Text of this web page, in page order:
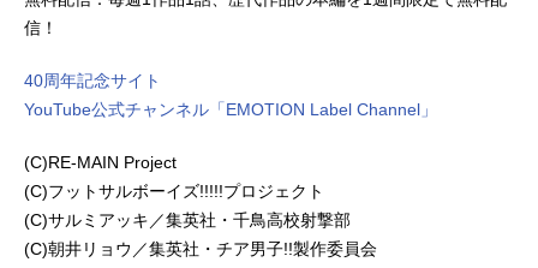
レクティア」eufoniusED：「セカ
年9月29日（日）TOKYOMXほか話数
弁天：能登麻美子母（桃仙）：井上
信！
40周年記念サイト
YouTube公式チャンネル「EMOTION Label Channel」
(C)RE-MAIN Project
(C)フットサルボーイズ!!!!!プロジェクト
(C)サルミアッキ／集英社・千鳥高校射撃部
(C)朝井リョウ／集英社・チア男子!!製作委員会